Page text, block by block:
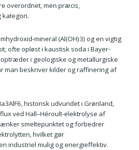
overordnet, men præcis,
kategori.
mineral (Al(OH)3) og en vigtig
ofte opløst i kaustisk soda i Bayer-
i geologiske og metallurgiske
man beskriver kilder og raffinering af
historisk udvundet i Grønland,
ved Hall–Héroult-elektrolyse af
smeltepunktet og forbedrer
hvilket gør
industriel mulig og energieffektiv.